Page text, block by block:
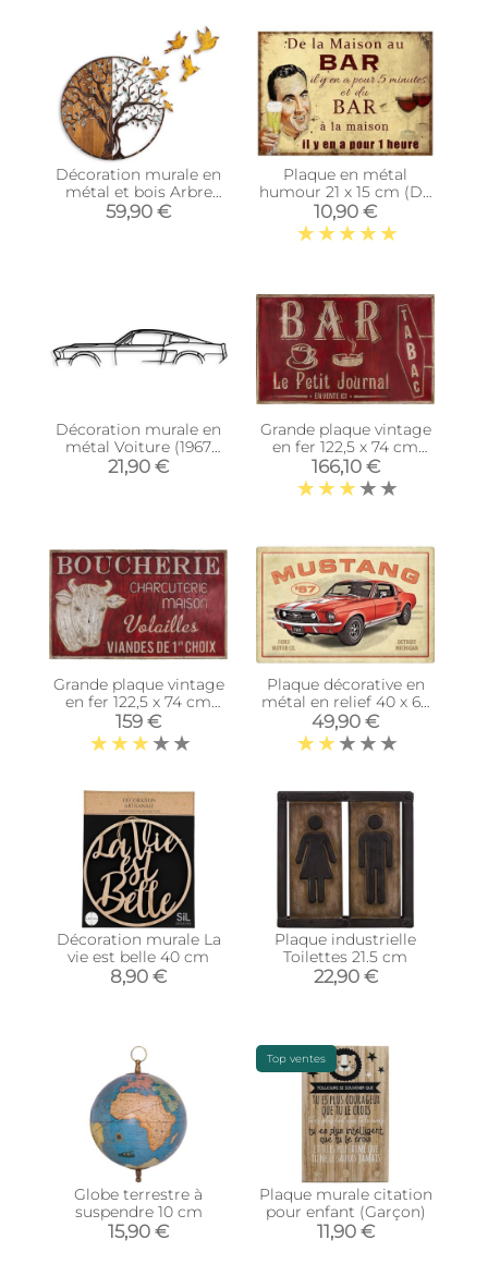
Décoration murale en
métal et bois Arbre
(Modèle 4)
59,90 €
Plaque en métal
humour 21 x 15 cm (De
la maison au bar…)
10,90 €
Décoration murale en
métal Voiture (1967
Ford Mustang Shelby
GT500)
21,90 €
Grande plaque vintage
en fer 122,5 x 74 cm
(Bar tabac)
166,10 €
Grande plaque vintage
en fer 122,5 x 74 cm
(Boucherie
charcuterie)
159 €
Plaque décorative en
métal en relief 40 x 60
cm (Ford Mustang GT
1967)
49,90 €
Décoration murale La
vie est belle 40 cm
8,90 €
Plaque industrielle
Toilettes 21.5 cm
22,90 €
Globe terrestre à
suspendre 10 cm
15,90 €
Top ventes
Plaque murale citation
pour enfant (Garçon)
11,90 €